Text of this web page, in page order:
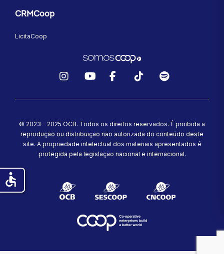
CRMCoop
LicitaCoop
© 2023 - 2025 OCB. Todos os direitos reservados. É proibida a
reprodução ou distribuição não autorizada do conteúdo deste
site. A propriedade intelectual dos materiais apresentados é
protegida pela legislação nacional e internacional.
accessible